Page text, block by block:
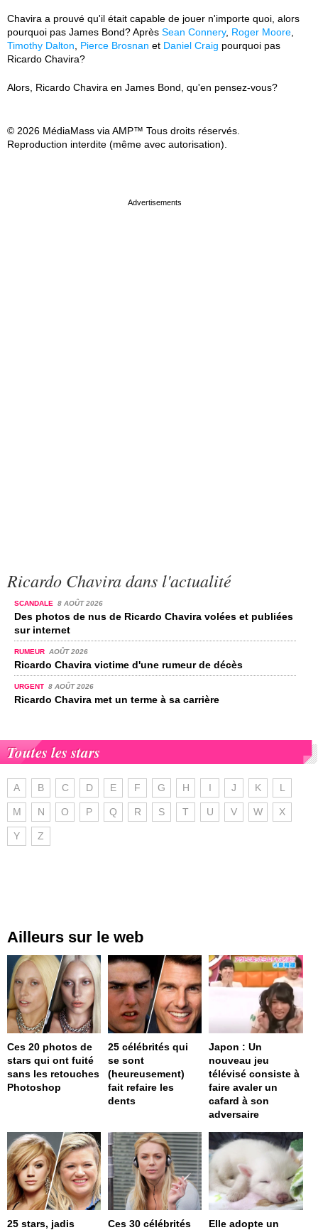
Chavira a prouvé qu'il était capable de jouer n'importe quoi, alors
pourquoi pas James Bond? Après Sean Connery, Roger Moore
Timothy Dalton
Pierce Brosnan et Daniel Craig pourquoi pas
Ricardo Chavira?
Alors, Ricardo Chavira en James Bond, qu'en pensez-vous?
© 2026 MédiaMass via AMP™ Tous droits réservés.
Reproduction interdite (même avec autorisation).
Ricardo Chavira dans l'actualité
SCANDALE 8 AOÛT 2026
Des photos de nus de Ricardo Chavira volées et publiées
sur internet
RUMEUR AOÛT 2026
Ricardo Chavira victime d'une rumeur de décès
URGENT 8 AOÛT 2026
Ricardo Chavira met un terme à sa carrière
Toutes les stars
A B C D E F G H I J K L
M N O P Q R S T U V W X
Y Z
Ailleurs sur le web
Ces 20 photos de
stars qui ont fuité
sans les retouches
Photoshop
25 célébrités qui
se sont
(heureusement)
fait refaire les
dents
Japon : Un
nouveau jeu
télévisé consiste à
faire avaler un
cafard à son
adversaire
25 stars, jadis
Ces 30 célébrités
Elle adopte un